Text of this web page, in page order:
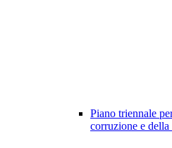
Piano triennale
corruzione e della